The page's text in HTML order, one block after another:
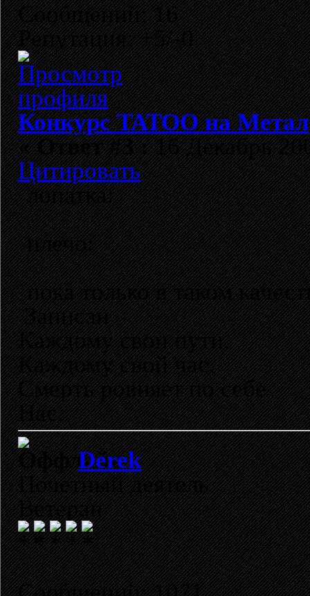
Сообщений: 16
Репутация: +5/-0
Конкурс TATOO на
«Ответ #3 :16 Декабрь
Цитировать
лопатка:
плечо:
пока только в таком
Записан
Каждому свои пути,
Каждому свой час.
Смерть ровняет по себе
Нас.
Derek
Почетный деятель
Ветеран